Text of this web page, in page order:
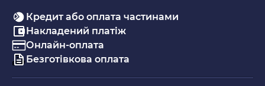
Кредит або оплата частинами
Накладений платіж
Онлайн-оплата
Безготівкова оплата